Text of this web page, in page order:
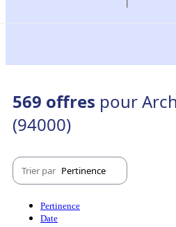
569 offres pour
(94000)
Trier par Pertinence
Pertinence
Date